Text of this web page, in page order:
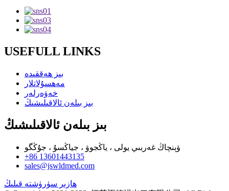
USEFULL LINKS
بىز ھەققىدە
مەھسۇلاتلار
خەۋەرلەر
بىز بىلەن ئالاقىلىشىڭ
بىز بىلەن ئالاقىلىشىڭ
ۋېنچاڭ غەربىي يولى ، ياڭجوۋ ، جياڭسۇ ، جۇڭگو
+86 13601443135
sales@jswldmed.com
ھازىر سۈرۈشتە قىلىڭ